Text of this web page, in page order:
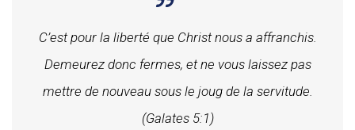
C’est pour la liberté que Christ nous a affranchis.
Demeurez donc fermes, et ne vous laissez pas
mettre de nouveau sous le joug de la servitude.
(Galates 5:1)